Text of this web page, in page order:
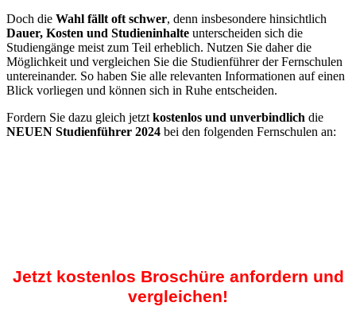
Doch die Wahl fällt oft schwer, denn insbesondere hinsichtlich
Dauer, Kosten und Studieninhalte unterscheiden sich die
Studiengänge meist zum Teil erheblich. Nutzen Sie daher die
Möglichkeit und vergleichen Sie die Studienführer der Fernschulen
untereinander. So haben Sie alle relevanten Informationen auf einen
Blick vorliegen und können sich in Ruhe entscheiden.
Fordern Sie dazu gleich jetzt kostenlos und unverbindlich die
NEUEN Studienführer 2024 bei den folgenden Fernschulen an:
Jetzt kostenlos Broschüre anfordern und
vergleichen!